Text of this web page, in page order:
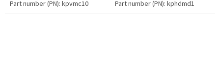
Part number (PN): kpvmc10 Part number (PN): kphdmd1